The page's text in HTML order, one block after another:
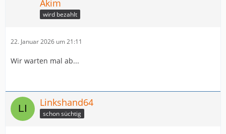
Akim
wird bezahlt
22. Januar 2026 um 21:11
Wir warten mal ab...
Linkshand64
schon süchtig